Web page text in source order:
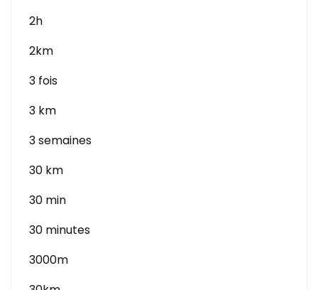
2h
2km
3 fois
3 km
3 semaines
30 km
30 min
30 minutes
3000m